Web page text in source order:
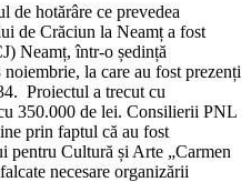
de hotărâre ce prevedea
de Crăciun la Neamț a fost
Neamț, într-o ședință
la care au fost prezenți
Proiectul a trecut cu
350.000 de lei. Consilierii PNL
prin faptul că au fost
pentru Cultură și Arte „Carmen
necesare organizării